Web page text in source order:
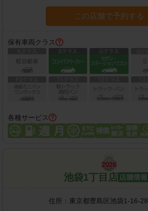
この店舗で予約する
保有車両クラス
各種サービス
池袋1丁目店
住所： 東京都豊島区池袋1-16-28